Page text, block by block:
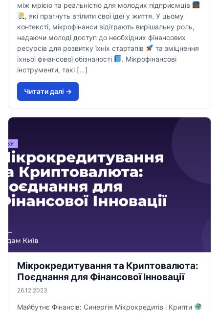
між мрією та реальністю для молодих підприємців
, які прагнуть втілити свої ідеї у життя. У цьому
контексті, мікрофінанси відіграють вирішальну роль,
надаючи молоді доступ до необхідних фінансових
ресурсів для розвитку їхніх стартапів
та зміцнення
їхньої фінансової обізнаності
. Мікрофінансові
інструменти, такі […]
Читати далi →
Мікрокредитування та Криптовалюта:
Поєднання для Фінансової Інновації
26.12.2023
Майбутнє Фінансів: Синергія Мікрокредитів і Крипти